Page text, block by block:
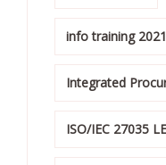
info training 2021
Integrated
ISO/IEC 27035